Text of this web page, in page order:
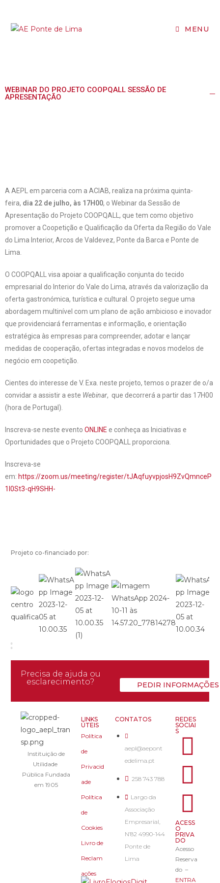
MENU
WEBINAR DO PROJETO COOPQALL SESSÃO DE
APRESENTAÇÃO
A AEPL em parceria com a ACIAB, realiza na próxima quinta-
feira, dia 22 de julho, às 17H00, o Webinar da Sessão de
Apresentação do Projeto COOPQALL, que tem como objetivo
promover a Coopetição e Qualificação da Oferta da Região do Vale
do Lima Interior, Arcos de Valdevez, Ponte da Barca e Ponte de
Lima.
O COOPQALL visa apoiar a qualificação conjunta do tecido
empresarial do Interior do Vale do Lima, através da valorização da
oferta gastronómica, turística e cultural. O projeto segue uma
abordagem multinível com um plano de ação ambicioso e inovador
que providenciará ferramentas e informação, e orientação
estratégica às empresas para compreender, adotar e lançar
medidas de cooperação, ofertas integradas e novos modelos de
negócio em coopetição.
Cientes do interesse de V. Exa. neste projeto, temos o prazer de o/a
convidar a assistir a este Webinar, que decorrerá a partir das 17H00
(hora de Portugal).
Inscreva-se neste evento ONLINE e conheça as Iniciativas e
Oportunidades que o Projeto COOPQALL proporciona.
Inscreva-se
em: https://zoom.us/meeting/register/tJAqfuyvpjosH9ZvQmnceP
1I0St3-qH9SHH-
Projeto co-financiado por:
Precisa de ajuda ou
esclarecimento?
PEDIR INFORMAÇÕES
Instituição de
Utilidade
Pública Fundada
em 1905
LINKS
ÚTEIS
Política
de
Privacid
ade
Política
de
Cookies
Livro de
Reclam
ações
CONTATOS
aepl@aepont
edelima.pt
258 743 788
Largo da
Associação
Empresarial,
N’82 4990-144
Ponte de
Lima
REDES
SOCIAI
S
ACESS
O
PRIVA
DO
Acesso
Reserva
do –
ENTRA